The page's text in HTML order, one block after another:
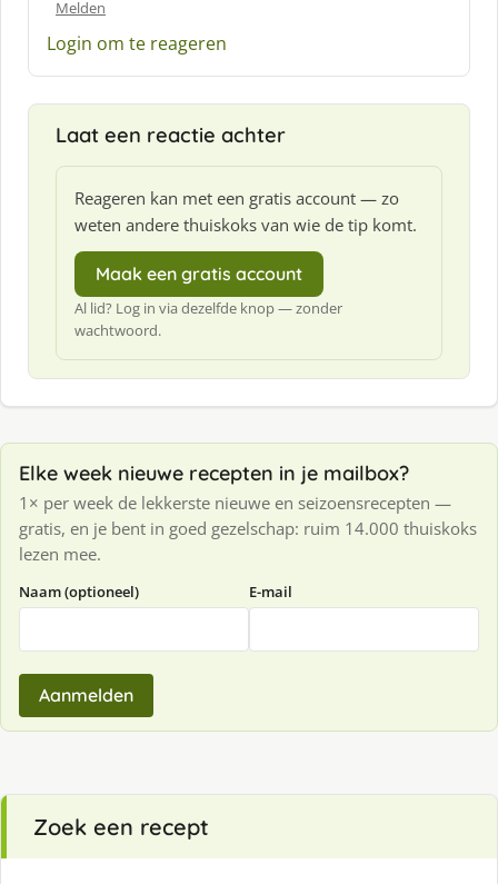
e
:
Melden
Login om te reageren
Laat een reactie achter
Reageren kan met een gratis account — zo
weten andere thuiskoks van wie de tip komt.
Maak een gratis account
Al lid? Log in via dezelfde knop — zonder
wachtwoord.
Elke week nieuwe recepten in je mailbox?
1× per week de lekkerste nieuwe en seizoensrecepten —
gratis, en je bent in goed gezelschap: ruim 14.000 thuiskoks
lezen mee.
Naam (optioneel) E-mail
Aanmelden
Zoek een recept